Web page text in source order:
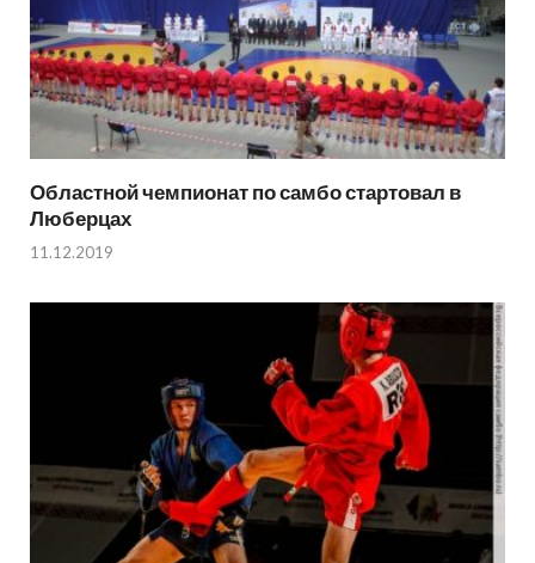
Областной чемпионат по самбо стартовал в
Люберцах
11.12.2019